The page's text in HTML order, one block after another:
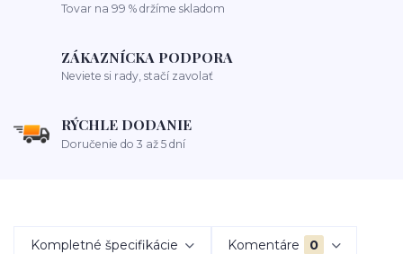
Tovar na 99 % držíme skladom
ZÁKAZNÍCKA PODPORA
Neviete si rady, stačí zavolať
RÝCHLE DODANIE
Doručenie do 3 až 5 dní
Kompletné špecifikácie Komentáre 0